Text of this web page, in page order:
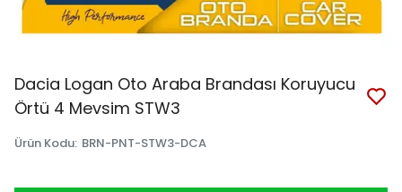
Dacia Logan Oto Araba Brandası Koruyucu
Örtü 4 Mevsim STW3
Ürün Kodu: BRN-PNT-STW3-DCA